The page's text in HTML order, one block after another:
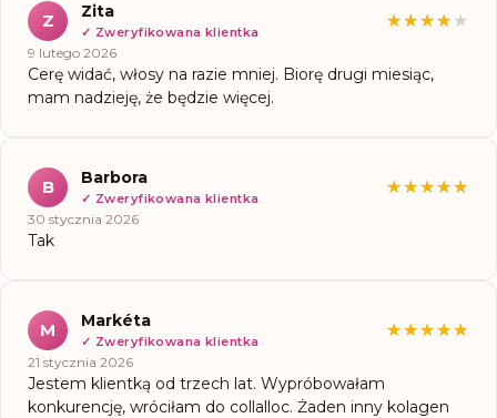
Z Zita
✓ Zweryfikowana klientka
★★★★★
★★★★★
9 lutego 2026
Cerę widać, włosy na razie mniej. Biorę drugi miesiąc,
mam nadzieję, że będzie więcej.
B Barbora
✓ Zweryfikowana klientka
★★★★★
★★★★★
30 stycznia 2026
Tak
M Markéta
✓ Zweryfikowana klientka
★★★★★
★★★★★
21 stycznia 2026
Jestem klientką od trzech lat. Wypróbowałam
konkurencję, wróciłam do collalloc. Żaden inny kolagen